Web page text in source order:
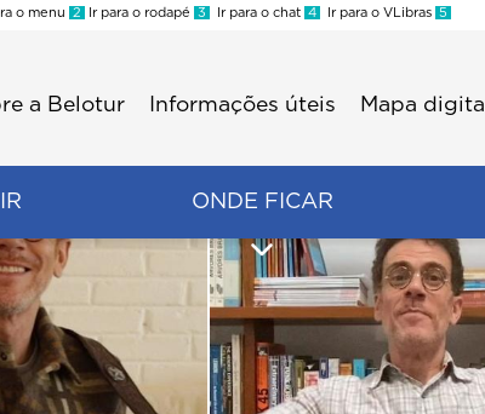
o menu 2 Ir para o rodapé 3 Ir para o chat 4 Ir para o VLibras 5
a Belotur Informações úteis Mapa digital
ONDE FICAR